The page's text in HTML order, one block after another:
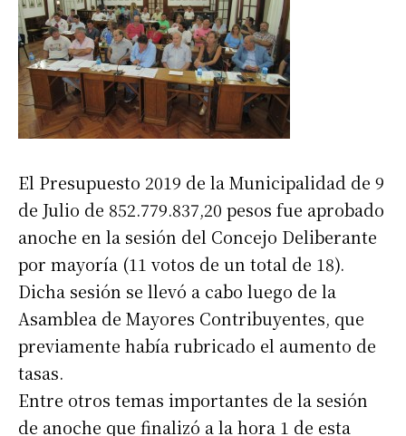
El Presupuesto 2019 de la Municipalidad de 9
de Julio de 852.779.837,20 pesos fue aprobado
anoche en la sesión del Concejo Deliberante
por mayoría (11 votos de un total de 18).
Dicha sesión se llevó a cabo luego de la
Asamblea de Mayores Contribuyentes, que
previamente había rubricado el aumento de
tasas.
Entre otros temas importantes de la sesión
de anoche que finalizó a la hora 1 de esta